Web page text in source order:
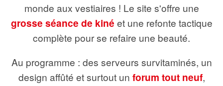
monde aux vestiaires ! Le site s'offre une
grosse séance de kiné et une refonte tactique
complète pour se refaire une beauté.
Au programme : des serveurs survitaminés, un
design affûté et surtout un forum tout neuf,